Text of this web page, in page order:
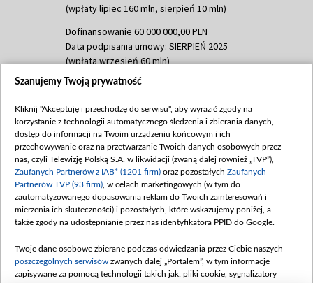
(wpłaty lipiec 160 mln, sierpień 10 mln)
Dofinansowanie 60 000 000,00 PLN
Data podpisania umowy: SIERPIEŃ 2025
(wpłata wrzesień 60 mln)
Dofinansowanie 635 783 051,21 PLN
(wpłata wrzesień 100 mln, październik 350
mln, listopad 265 mln)
Dofinansowanie 48 862 000,00 PLN
Data podpisania umowy: GRUDZIEŃ 2025
(wpłata grudzień 60,548 mln)
Dofinansowanie 900 000 000,00 PLN
Data podpisania umowy: LUTY 2026 (wpłata
kwiecień 180 mln, 7 maja 180 mln, 8
czerwca 90 mln)
Szanujemy Twoją prywatność
Kliknij "Akceptuję i przechodzę do serwisu", aby wyrazić zgody na
korzystanie z technologii automatycznego śledzenia i zbierania danych,
dostęp do informacji na Twoim urządzeniu końcowym i ich
przechowywanie oraz na przetwarzanie Twoich danych osobowych przez
nas, czyli Telewizję Polską S.A. w likwidacji (zwaną dalej również „TVP”),
Zaufanych Partnerów z IAB* (1201 firm) oraz pozostałych Zaufanych
Partnerów TVP (93 firm) , w celach marketingowych (w tym do
zautomatyzowanego dopasowania reklam do Twoich zainteresowań i
mierzenia ich skuteczności) i pozostałych, które wskazujemy poniżej, a
także zgody na udostępnianie przez nas identyfikatora PPID do Google.
Twoje dane osobowe zbierane podczas odwiedzania przez Ciebie naszych
poszczególnych serwisów zwanych dalej „Portalem”, w tym informacje
zapisywane za pomocą technologii takich jak: pliki cookie, sygnalizatory